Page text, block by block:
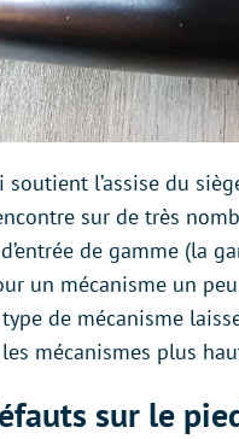
soutient l’assise du
sur de très
de gamme (la
un mécanisme un
de mécanisme
mécanismes plus
sur le